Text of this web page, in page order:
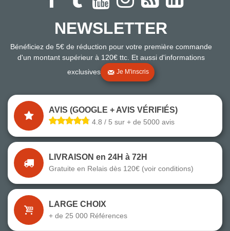
NEWSLETTER
Bénéficiez de 5€ de réduction pour votre première commande
d'un montant supérieur à 120€ ttc. Et aussi d'informations
exclusives
Je M'inscris
AVIS (GOOGLE + AVIS VÉRIFIÉS)
4.8 / 5 sur + de 5000 avis
LIVRAISON en 24H à 72H
Gratuite en Relais dès 120€ (voir conditions)
LARGE CHOIX
+ de 25 000 Références